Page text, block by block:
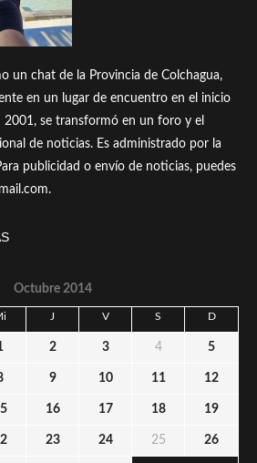
un chat de la Provincia de Colchagua,
en un lugar de encuentro en el inicio
2001, se transformó en un foro y el
de noticias. Es administrado por la
publicidad o envío de noticias, puedes
Octubre 2014
J V S D
2 3 4 5
9 10 11 12
16 17 18 19
23 24 25 26